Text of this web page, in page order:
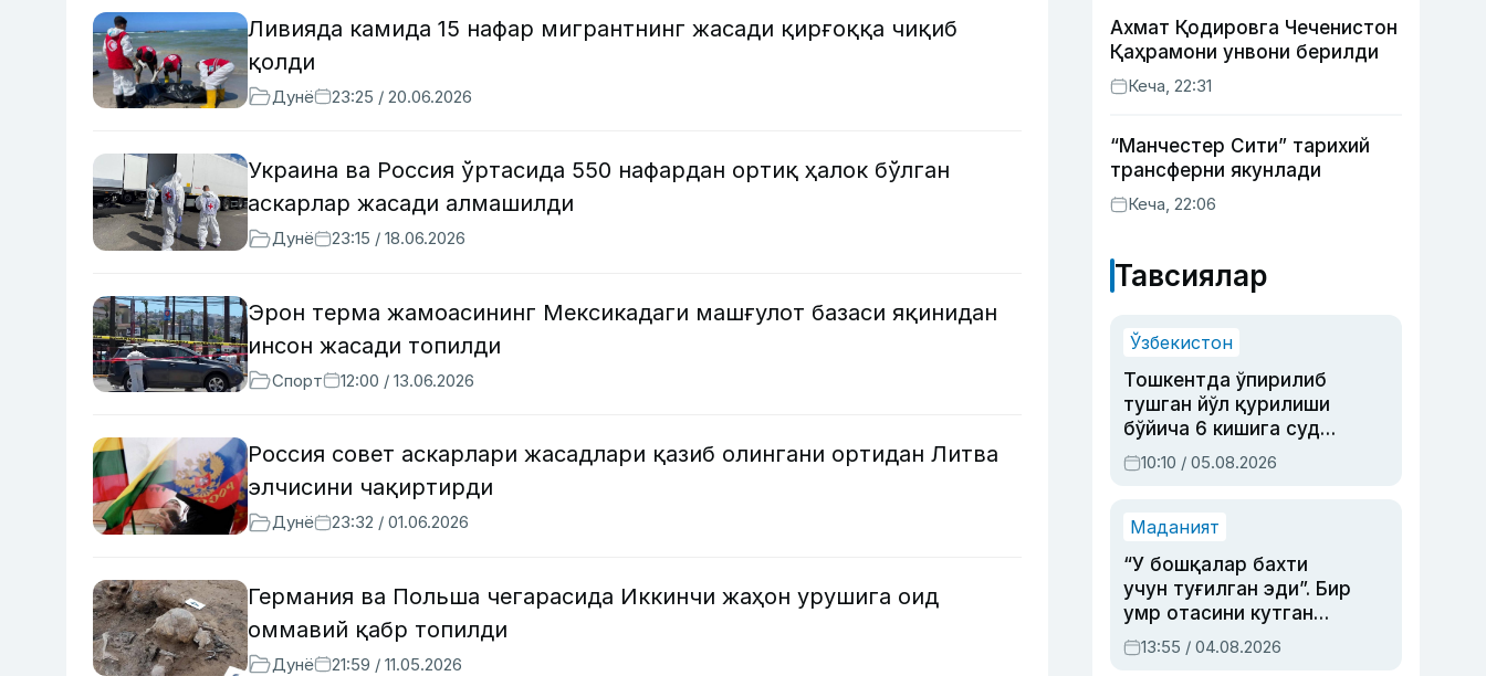
Ливияда камида 15 нафар мигрантнинг жасади қирғоққа чиқиб
қолди
Дунё 23:25 / 20.06.2026
Украина ва Россия ўртасида 550 нафардан ортиқ ҳалок бўлган
аскарлар жасади алмашилди
Дунё 23:15 / 18.06.2026
Эрон терма жамоасининг Мексикадаги машғулот базаси яқинидан
инсон жасади топилди
Спорт 12:00 / 13.06.2026
Россия совет аскарлари жасадлари қазиб олингани ортидан Литва
элчисини чақиртирди
Дунё 23:32 / 01.06.2026
Германия ва Польша чегарасида Иккинчи жаҳон урушига оид
оммавий қабр топилди
Дунё 21:59 / 11.05.2026
Ахмат Қодировга Чеченистон
Қаҳрамони унвони берилди
Кеча, 22:31
“Манчестер Сити” тарихий
трансферни якунлади
Кеча, 22:06
Тавсиялар
Ўзбекистон
Тошкентда ўпирилиб
тушган йўл қурилиши
бўйича 6 кишига суд
ҳукми ўқилди
10:10 / 05.08.2026
Маданият
“У бошқалар бахти
учун туғилган эди”. Бир
умр отасини кутган
актриса ва дубльяж
устаси Римма
13:55 / 04.08.2026